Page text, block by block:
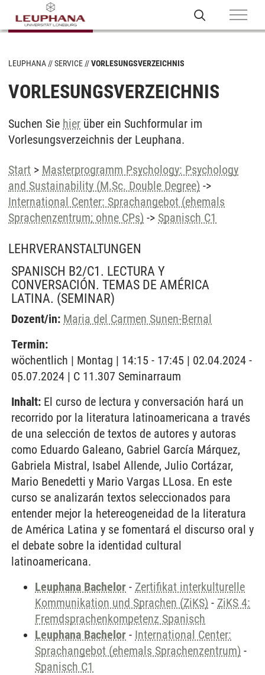
LEUPHANA SERVICE VORLESUNGSVERZEICHNIS
VORLESUNGSVERZEICHNIS
Suchen Sie hier über ein Suchformular im
Vorlesungsverzeichnis der Leuphana.
Start > Masterprogramm Psychology: Psychology
and Sustainability (M.Sc. Double Degree) ->
International Center: Sprachangebot (ehemals
Sprachenzentrum; ohne CPs) -> Spanisch C1
LEHRVERANSTALTUNGEN
SPANISCH B2/C1. LECTURA Y
CONVERSACIÓN. TEMAS DE AMÉRICA
LATINA. (SEMINAR)
Dozent/in: Maria del Carmen Sunen-Bernal
Termin:
wöchentlich | Montag | 14:15 - 17:45 | 02.04.2024 -
05.07.2024 | C 11.307 Seminarraum
Inhalt: El curso de lectura y conversación hará un
recorrido por la literatura latinoamericana a través
de una selección de textos de autores y autoras
como Eduardo Galeano, Gabriel García Márquez,
Gabriela Mistral, Isabel Allende, Julio Cortázar,
Mario Benedetti y Mario Vargas LLosa. En este
curso se analizarán textos seleccionados para
entender mejor la hetereogeneidad de la literatura
de América Latina y se fomentará el discurso oral y
el debate sobre la identidad cultural
latinoamericana.
Leuphana Bachelor - Zertifikat interkulturelle
Kommunikation und Sprachen (ZiKS) - ZiKS 4:
Fremdsprachenkompetenz Spanisch
Leuphana Bachelor - International Center:
Sprachangebot (ehemals Sprachenzentrum) -
Spanisch C1